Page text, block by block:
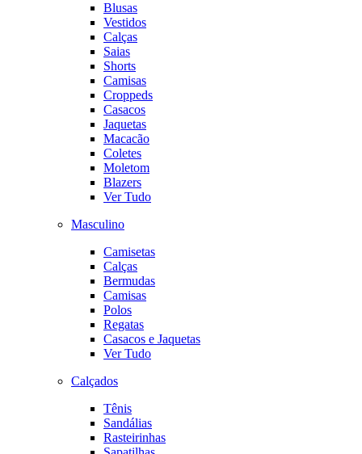
Blusas
Vestidos
Calças
Saias
Shorts
Camisas
Croppeds
Casacos
Jaquetas
Macacão
Coletes
Moletom
Blazers
Ver Tudo
Masculino
Camisetas
Calças
Bermudas
Camisas
Polos
Regatas
Casacos e Jaquetas
Ver Tudo
Calçados
Tênis
Sandálias
Rasteirinhas